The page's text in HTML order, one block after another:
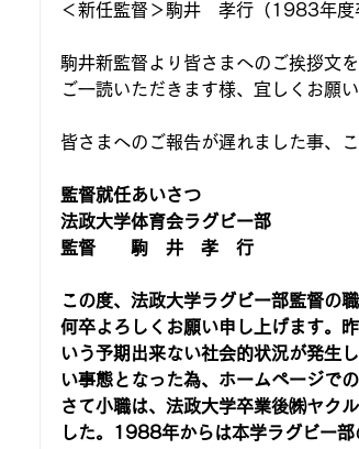
＜新任監督＞駒井　孝行（1983年度
駒井新監督より皆さまへのご挨拶文
ご一読いただきます様、宜しくお願
皆さまへのご報告が遅れました事、
監督就任あいさつ
法政大学体育会ラグビー部
監督　　駒　井　孝　行
この度、法政大学ラグビー部監督の
何卒よろしくお願い申し上げます。
いう予期出来ない社会的状況が発生
い事態となった為、ホームページで
さて小職は、法政大学卒業後㈱ヤク
した。1988年からは本学ラグビー